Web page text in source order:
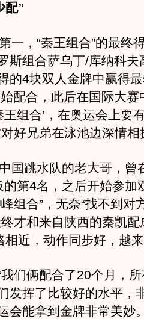
配”
，“秦王组合”的最终
斯组合萨乌丁/库纳科夫
的4块双人金牌中赢得
配合，此后在国际大赛
王组合’，在奥运会上要
好兄弟在泳池边深情相
跳水队的老大哥，曾
第4名，之后开始参加
组合”，无奈“找不到对
才和来自陕西的秦凯配
相近，动作同步好，越
俩配合了20个月，所
发挥了比较好的水平，
会能拿到金牌非常美妙